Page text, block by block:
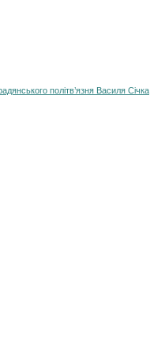
політв’язня Василя Січка